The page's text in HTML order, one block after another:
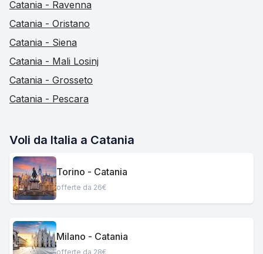
Catania - Ravenna
Catania - Oristano
Catania - Siena
Catania - Mali Losinj
Catania - Grosseto
Catania - Pescara
Voli da Italia a Catania
Torino - Catania
offerte da 26€
Milano - Catania
offerte da 28€